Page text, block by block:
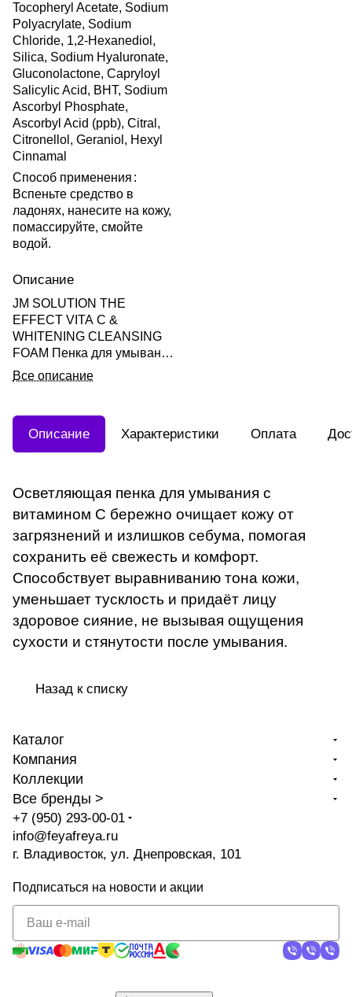
Tocopheryl Acetate, Sodium
Polyacrylate, Sodium
Chloride, 1,2-Hexanediol,
Silica, Sodium Hyaluronate,
Gluconolactone, Capryloyl
Salicylic Acid, BHT, Sodium
Ascorbyl Phosphate,
Ascorbyl Acid (ppb), Citral,
Citronellol, Geraniol, Hexyl
Cinnamal
Способ применения :
Вспеньте средство в
ладонях, нанесите на кожу,
помассируйте, смойте
водой.
Описание
JM SOLUTION THE
EFFECT VITA C &
WHITENING CLEANSING
FOAM Пенка для умывания
с отбеливающим эффектом
с витаминами 50мл
Все описание
Описание Характеристики Оплата
Осветляющая пенка для умывания с
витамином С бережно очищает кожу от
загрязнений и излишков себума, помогая
сохранить её свежесть и комфорт.
Способствует выравниванию тона кожи,
уменьшает тусклость и придаёт лицу
здоровое сияние, не вызывая ощущения
сухости и стянутости после умывания.
Назад к списку
Каталог
Компания
Коллекции
Все бренды >
+7 (950) 293-00-01
info@feyafreya.ru
г. Владивосток, ул. Днепровская, 101
Подписаться на новости и акции